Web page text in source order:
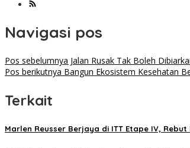
Navigasi pos
Pos sebelumnya Jalan Rusak Tak Boleh
Pos berikutnya Bangun Ekosistem Kesehatan
Terkait
Marlen Reusser Berjaya di ITT Etape IV,